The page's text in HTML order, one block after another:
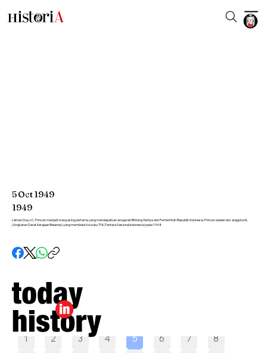
Pilih tanggal
1 2 3 4 5 6 7
8
5Oct1949
1949
Letnan Dua J.C. Princen menjadi orang asing pertama yang mendapatkan anugerah Bintang Gerilya dari Pemerintah Republik Indonesia. Princen adalah eks anggota KL
(Angkatan Darat Kerajaan Belanda) yang membelot ke kubu TNI (Tentara Nasional Indonesia) pada 1948.